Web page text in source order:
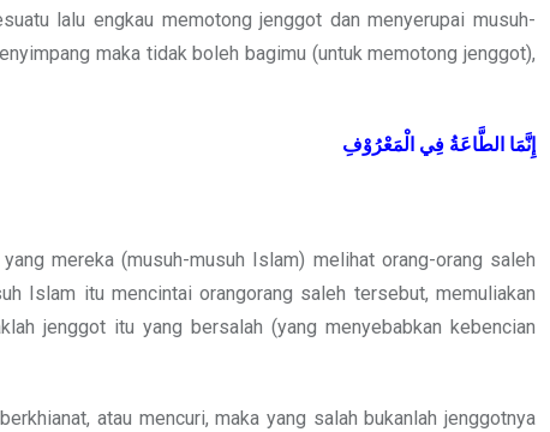
lalu engkau memotong jenggot dan menyerupai musuh-
maka tidak boleh bagimu (untuk memotong jenggot),
إِنَّمَا الطَّاعَةُ فِي الْمَعْرُوْفِ
mereka (musuh-musuh Islam) melihat orang-orang saleh
Islam itu mencintai orangorang saleh tersebut, memuliakan
jenggot itu yang bersalah (yang menyebabkan kebencian
atau mencuri, maka yang salah bukanlah jenggotnya